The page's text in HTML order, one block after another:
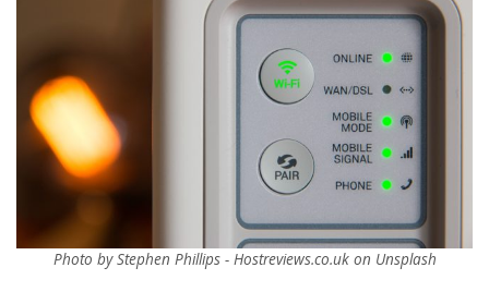
Photo by Stephen Phillips - Hostreviews.co.uk on Unsplash